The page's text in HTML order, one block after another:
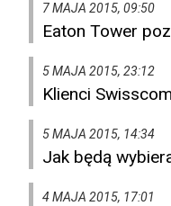
7 MAJA 2015, 09:50
Eaton Tower
5 MAJA 2015, 23:12
Klienci
5 MAJA 2015, 14:34
Jak będą
4 MAJA 2015, 17:01